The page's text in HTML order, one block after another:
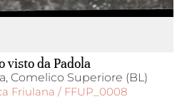
visto da Padola
Comelico Superiore (BL)
Friulana / FFUP_0008